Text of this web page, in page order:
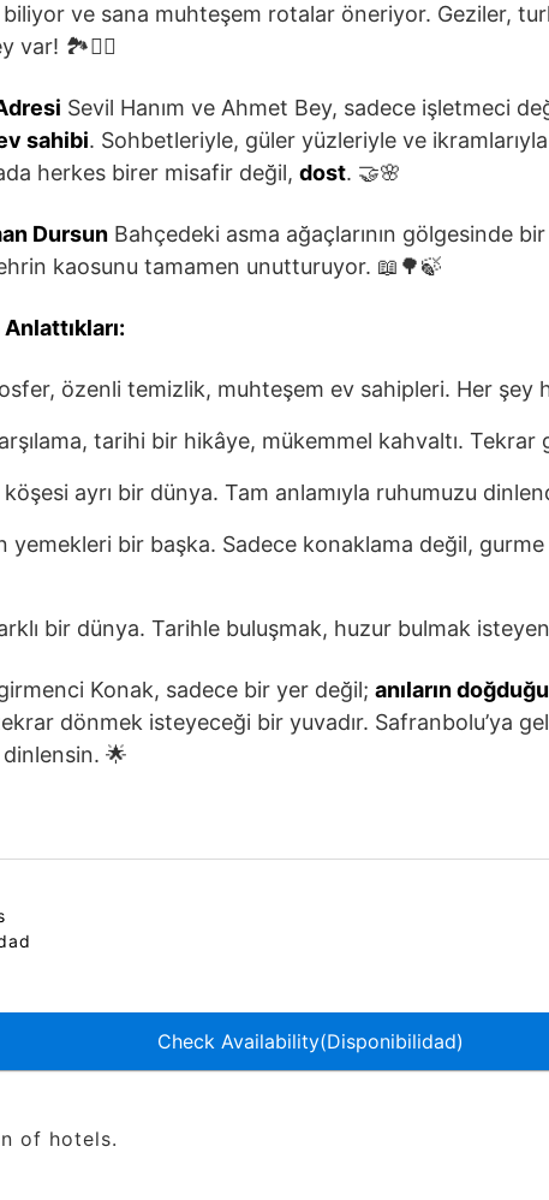
ve sana muhteşem rotalar öneriyor. Geziler,
var! 🏞️🚵‍♀️
Sevil Hanım ve Ahmet Bey, sadece işletmeci
sahibi. Sohbetleriyle, güler yüzleriyle ve
herkes birer misafir değil, dost. 🤝🌸
Dursun Bahçedeki asma ağaçlarının gölgesinde
kaosunu tamamen unutturuyor. 📖🌳🍃
özenli temizlik, muhteşem ev sahipleri. Her şey
tarihi bir hikâye, mükemmel kahvaltı. Tekrar
köşesi ayrı bir dünya. Tam anlamıyla ruhumuzu
yemekleri bir başka. Sadece konaklama değil,
bir dünya. Tarihle buluşmak, huzur bulmak
Konak, sadece bir yer değil; anıların doğduğu
dönmek isteyeceği bir yuvadır. Safranbolu’ya
🌟
of hotels.
Check Availability(Disponibilidad)